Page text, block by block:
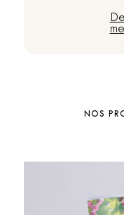
NOS